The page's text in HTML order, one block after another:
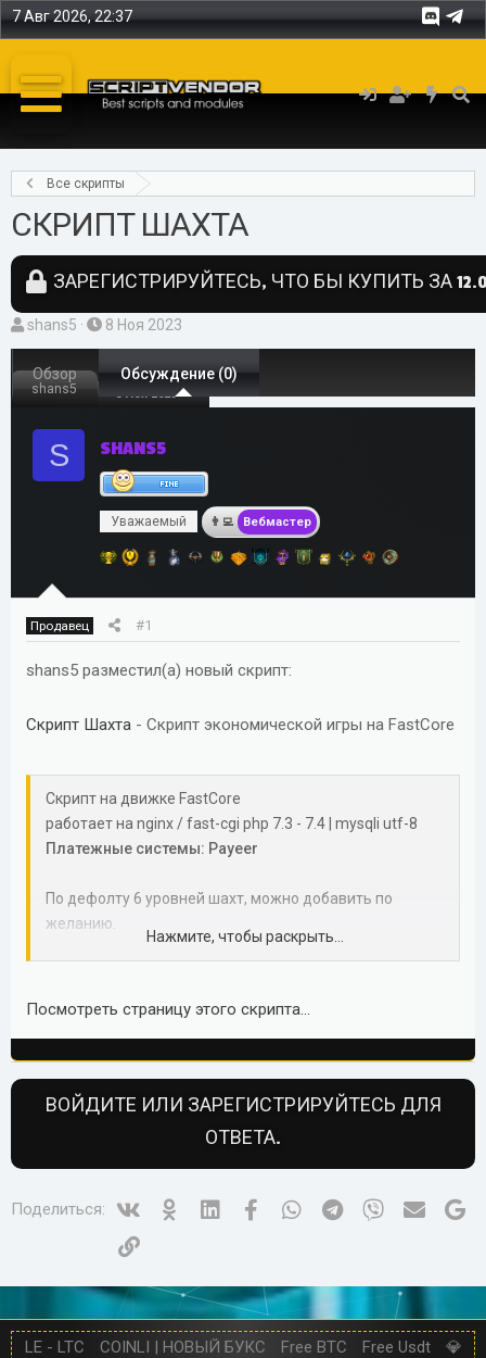
7 Авг 2026, 22:37
Все скрипты
СКРИПТ ШАХТА
ЗАРЕГИСТРИРУЙТЕСЬ, ЧТО БЫ КУПИТЬ ЗА
А
в
т
о
е
shans5
Д
а
т
а
а
ч
а
л
а
8 Ноя 2023
Обзор Обсуждение (0)
shans5 8 Ноя 2023
S SHANS5
Уважаемый Вебмастер
Продавец #1
shans5 разместил(а) новый скрипт:
Скрипт Шахта - Скрипт экономической игры на FastCore
Скрипт на движке FastCore
работает на nginx / fast-cgi php 7.3 - 7.4 | mysqli utf-8
Платежные системы: Payeer
По дефолту 6 уровней шахт, можно добавить по
желанию.
Из модулей только ежедневный бонус.
Посмотреть вложение 1451
Нажмите, чтобы раскрыть...
Посмотреть страницу этого скрипта...
ВОЙДИТЕ ИЛИ ЗАРЕГИСТРИРУЙТЕСЬ ДЛЯ
ОТВЕТА.
Поделиться: Linked InFacebookWhatsAppTelegramViber
LE - LTC COINLI | НОВЫЙ БУКС Free BTC Free Usdt
💎